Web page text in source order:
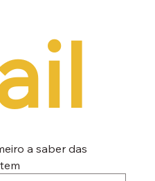
a saber das